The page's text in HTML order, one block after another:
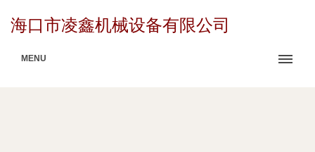
海口市凌鑫机械设备有限公司
MENU